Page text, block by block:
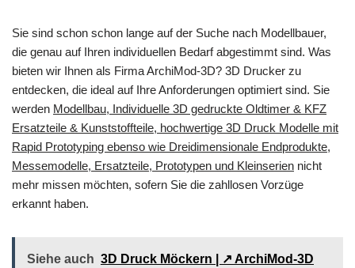
Sie sind schon schon lange auf der Suche nach Modellbauer,
die genau auf Ihren individuellen Bedarf abgestimmt sind. Was
bieten wir Ihnen als Firma ArchiMod-3D? 3D Drucker zu
entdecken, die ideal auf Ihre Anforderungen optimiert sind. Sie
werden Modellbau, Individuelle 3D gedruckte Oldtimer & KFZ
Ersatzteile & Kunststoffteile, hochwertige 3D Druck Modelle mit
Rapid Prototyping ebenso wie Dreidimensionale Endprodukte,
Messemodelle, Ersatzteile, Prototypen und Kleinserien nicht
mehr missen möchten, sofern Sie die zahllosen Vorzüge
erkannt haben.
Siehe auch 3D Druck Möckern | ↗️ ArchiMod-3D